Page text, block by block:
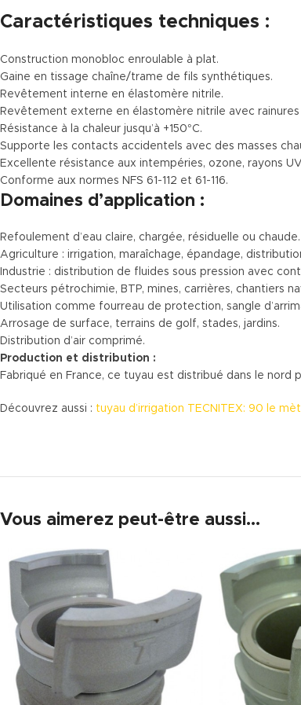
Caractéristiques techniques :
Construction monobloc enroulable à plat.
Gaine en tissage chaîne/trame de fils synthétiques.
Revêtement interne en élastomère nitrile.
Revêtement externe en élastomère nitrile avec rainures
Résistance à la chaleur jusqu’à +150°C.
Supporte les contacts accidentels avec des masses
Excellente résistance aux intempéries, ozone, rayons
Conforme aux normes NFS 61-112 et 61-116.
Domaines d’application :
Refoulement d’eau claire, chargée, résiduelle ou chaude.
Agriculture : irrigation, maraîchage, épandage,
Industrie : distribution de fluides sous pression avec
Secteurs pétrochimie, BTP, mines, carrières, chantiers
Utilisation comme fourreau de protection, sangle
Arrosage de surface, terrains de golf, stades, jardins.
Distribution d’air comprimé.
Production et distribution :
Fabriqué en France, ce tuyau est distribué dans le nord
Découvrez aussi : tuyau d’irrigation TECNITEX: 90 le
Vous aimerez peut-être aussi…